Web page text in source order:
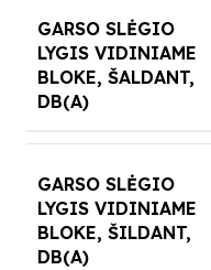
GARSO SLĖGIO
LYGIS VIDINIAME
BLOKE, ŠALDANT,
DB(A)
GARSO SLĖGIO
LYGIS VIDINIAME
BLOKE, ŠILDANT,
DB(A)